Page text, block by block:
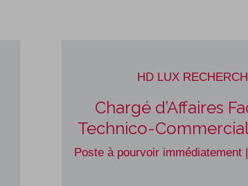
HD LUX
Chargé d’Affaires
Technico-
Poste à pourvoir immédiatement